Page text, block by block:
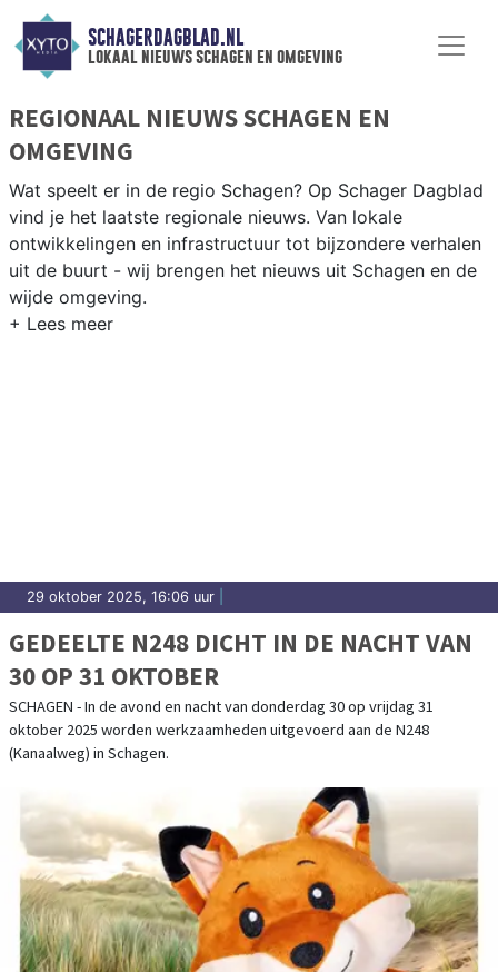
SCHAGERDAGBLAD.NL
lokaal nieuws schagen en omgeving
REGIONAAL NIEUWS SCHAGEN EN
OMGEVING
Wat speelt er in de regio Schagen? Op Schager Dagblad
vind je het laatste regionale nieuws. Van lokale
ontwikkelingen en infrastructuur tot bijzondere verhalen
uit de buurt - wij brengen het nieuws uit Schagen en de
wijde omgeving.
29 oktober 2025, 16:06 uur
GEDEELTE N248 DICHT IN DE NACHT VAN
30 OP 31 OKTOBER
SCHAGEN - In de avond en nacht van donderdag 30 op vrijdag 31
oktober 2025 worden werkzaamheden uitgevoerd aan de N248
(Kanaalweg) in Schagen.